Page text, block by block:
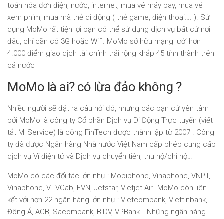
toán hóa đơn điện, nước, internet, mua vé máy bay, mua vé
xem phim, mua mã thẻ di động ( thẻ game, điện thoại…. ). Sử
dụng MoMo rất tiện lợi bạn có thể sử dụng dịch vụ bất cứ nơi
đâu, chỉ cần có 3G hoặc Wifi. MoMo sở hữu mạng lưới hơn
4.000 điểm giao dịch tài chính trải rộng khắp 45 tỉnh thành trên
cả nước
MoMo là ai? có lừa đảo không ?
Nhiều người sẽ đặt ra câu hỏi đó, nhưng các bạn cứ yên tâm
bởi MoMo là công ty Cổ phần Dịch vụ Di Động Trực tuyến (viết
tắt M_Service) là công FinTech được thành lập từ 2007 . Công
ty đã được Ngân hàng Nhà nước Việt Nam cấp phép cung cấp
dịch vụ Ví điện tử và Dịch vụ chuyển tiền, thu hộ/chi hộ…
MoMo có các đối tác lớn như : Mobiphone, Vinaphone, VNPT,
Vinaphone, VTVCab, EVN, Jetstar, Vietjet Air…MoMo còn liên
kết với hơn 22 ngân hàng lớn như : Vietcombank, Viettinbank,
Đông Á, ACB, Sacombank, BIDV, VPBank… Những ngân hàng